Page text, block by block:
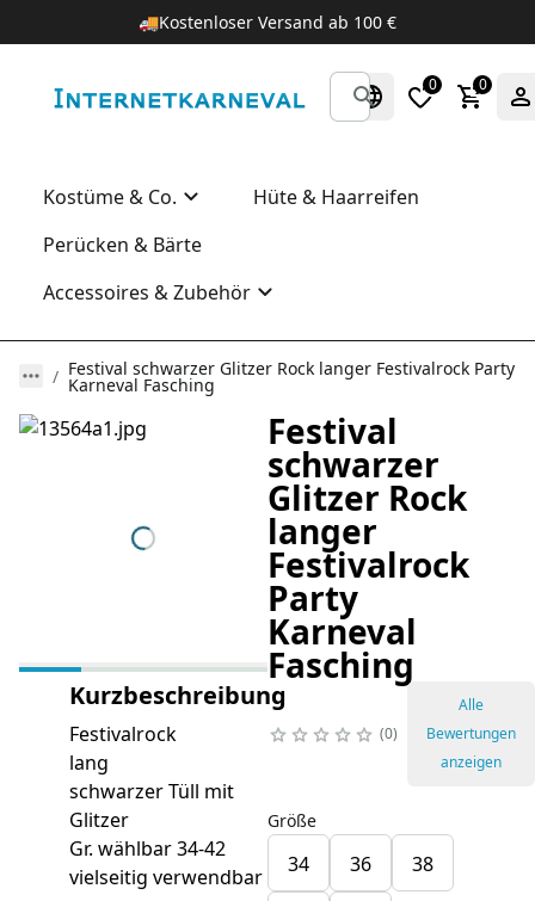
🚚Kostenloser Versand ab 100 €
0 0
Kostüme & Co.
Hüte & Haarreifen
Perücken & Bärte
Accessoires & Zubehör
Festival schwarzer Glitzer Rock langer Festivalrock Party
Karneval Fasching
Kurzbeschreibung
Festivalrock
lang
schwarzer Tüll mit
Glitzer
Gr. wählbar 34-42
vielseitig verwendbar
Festival
schwarzer
Glitzer Rock
langer
Festivalrock
Party
Karneval
Fasching
0
Alle
Bewertungen
anzeigen
Größe
34 36 38